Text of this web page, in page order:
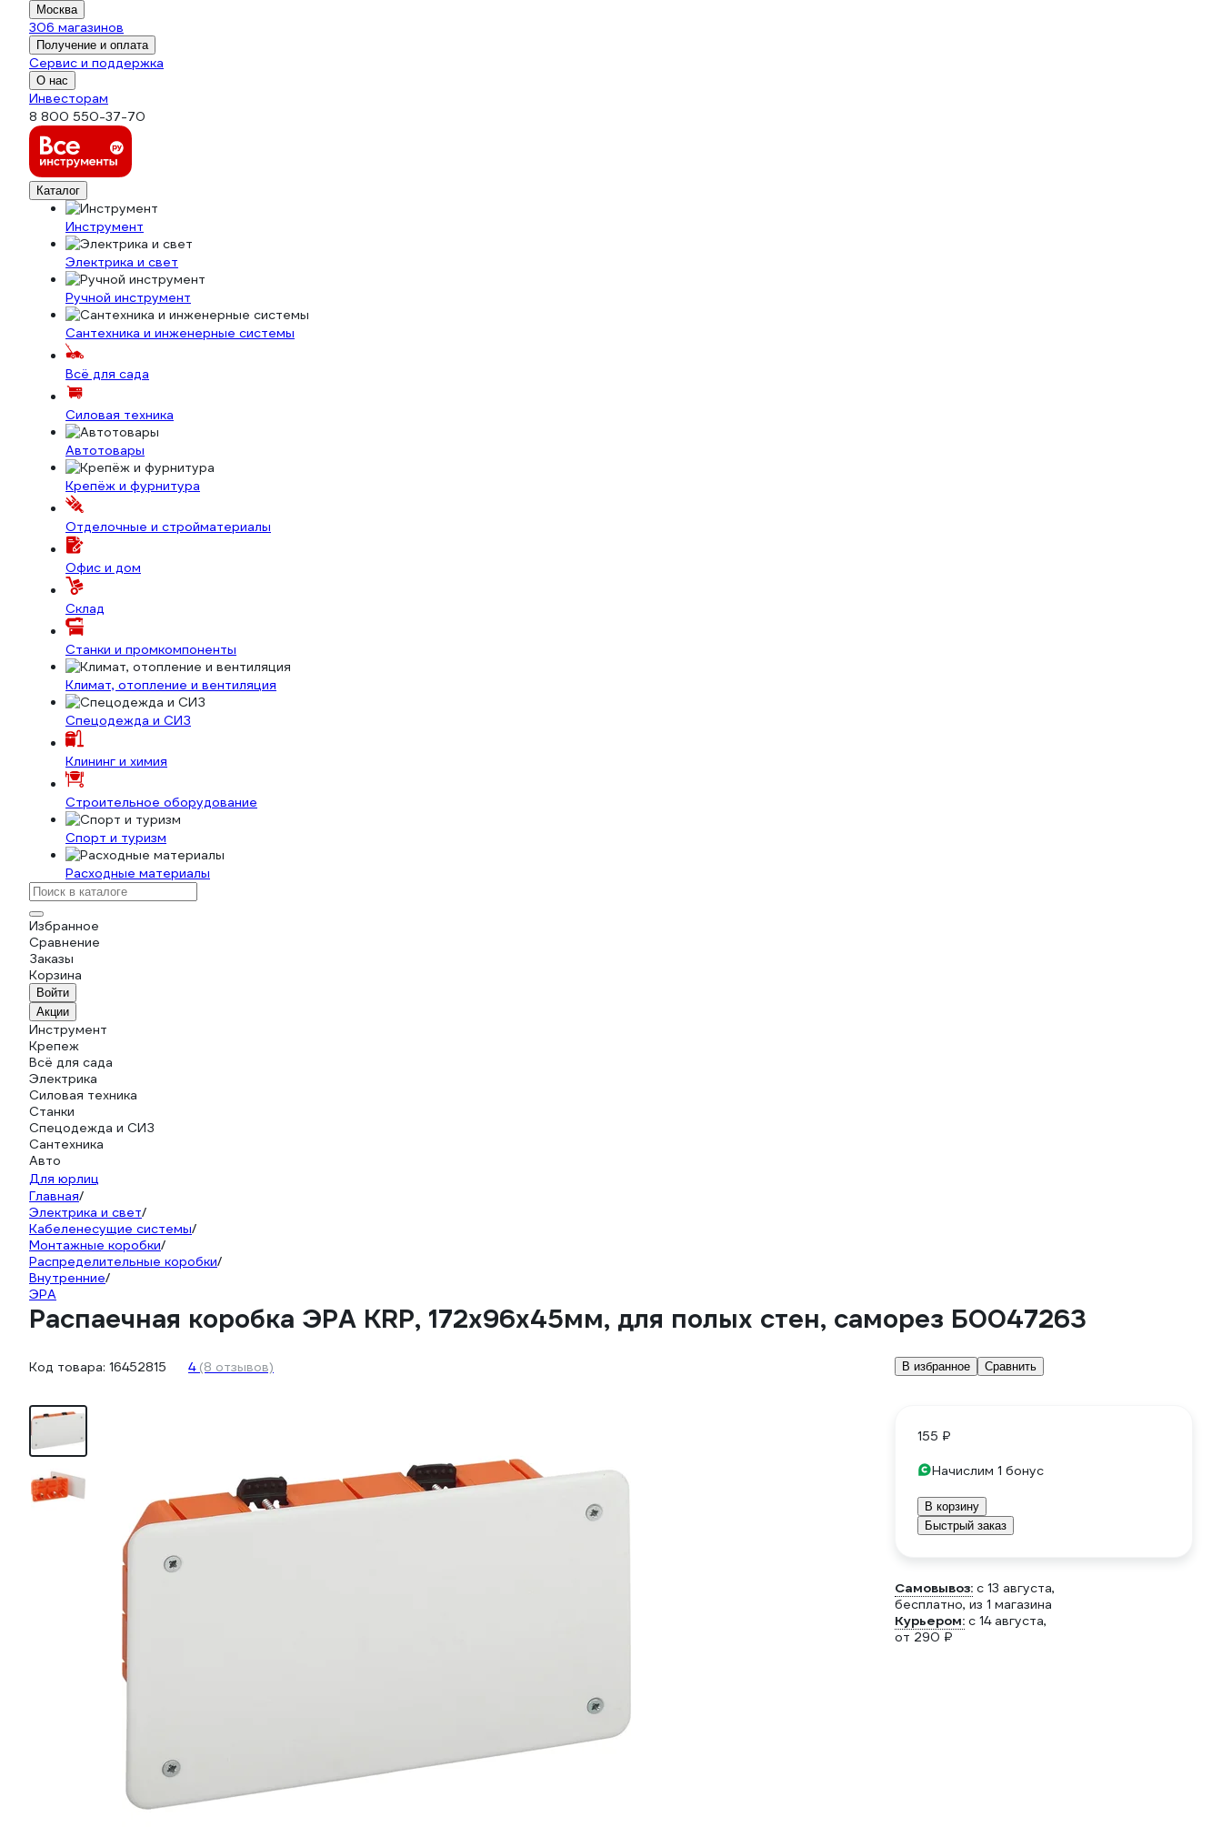
Москва
306 магазинов
Получение и оплата
Сервис и поддержка
О нас
Инвесторам
8 800 550-37-70
Каталог
Инструмент
Электрика и свет
Ручной инструмент
Сантехника и инженерные системы
Всё для сада
Силовая техника
Автотовары
Крепёж и фурнитура
Отделочные и стройматериалы
Офис и дом
Склад
Станки и промкомпоненты
Климат, отопление и вентиляция
Спецодежда и СИЗ
Клининг и химия
Строительное оборудование
Спорт и туризм
Расходные материалы
Избранное
Сравнение
Заказы
Корзина
Войти
Акции
Инструмент
Крепеж
Всё для сада
Электрика
Силовая техника
Станки
Спецодежда и СИЗ
Сантехника
Авто
Для юрлиц
Главная/
Электрика и свет/
Кабеленесущие системы/
Монтажные коробки/
Распределительные коробки/
Внутренние/
ЭРА
Распаечная коробка ЭРА KRP, 172х96х45мм, для полых стен, саморез Б0047263
Код товара: 16452815 4 (8 отзывов) В избранное Сравнить
155 ₽
Начислим 1 бонус
В корзину
Быстрый заказ
Самовывоз: c 13 августа,
бесплатно, из 1 магазина
Курьером: c 14 августа,
от 290 ₽